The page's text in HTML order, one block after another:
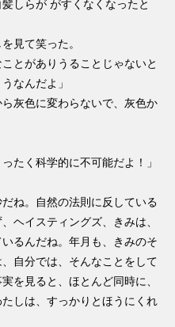
しらが がすくなくなったと
見て笑った。
がありうることじゃないと
なんだよ」
灰色に変わらないで、灰色か
く科学的に不可能だよ！」
。自然の法則に反している
ヘイスティングズ、きみは、
るんだね。年月も、きみのそ
自分では、そんなことをして
を見ると、ほとんど同時に、
しは、すっかりとほうにくれ